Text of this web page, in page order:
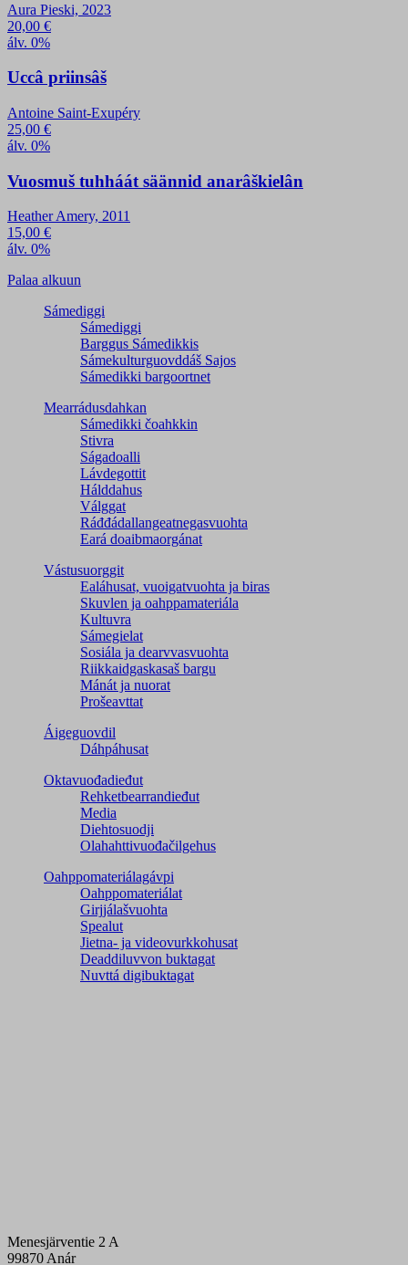
Aura Pieski, 2023
20,00 €
álv. 0%
Uccâ priinsâš
Antoine Saint-Exupéry
25,00 €
álv. 0%
Vuosmuš tuhháát säännid anarâškielân
Heather Amery, 2011
15,00 €
álv. 0%
Palaa alkuun
Sámediggi
Sámediggi
Barggus Sámedikkis
Sámekulturguovddáš Sajos
Sámedikki bargoortnet
Mearrádusdahkan
Sámedikki čoahkkin
Stivra
Ságadoalli
Lávdegottit
Hálddahus
Válggat
Ráđđádallangeatnegas­vuohta
Eará doaibmaorgánat
Vástusuorggit
Ealáhusat, vuoigatvuohta ja biras
Skuvlen ja oahppamateriála
Kultuvra
Sámegielat
Sosiála ja dearvvasvuohta
Riikkaidgaskasaš bargu
Mánát ja nuorat
Prošeavttat
Áigeguovdil
Dáhpáhusat
Oktavuođadieđut
Rehketbearrandieđut
Media
Diehtosuodji
Olahahttivuođačilgehus
Oahppomateriálagávpi
Oahppomateriálat
Girjjálašvuohta
Spealut
Jietna- ja videovurkkohusat
Deaddiluvvon buktagat
Nuvttá digibuktagat
Menesjärventie 2 A
99870 Anár